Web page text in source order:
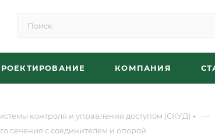
КОМПАНИЯ
контроля и управления доступом (СКУД) —
сечения с соединителем и опорой